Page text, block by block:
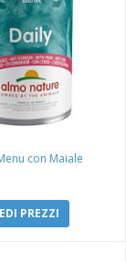
con Maiale
PREZZI